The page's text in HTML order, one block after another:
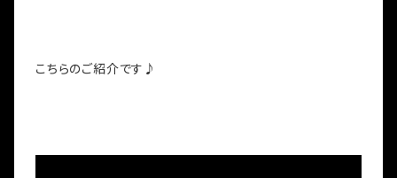
こちらのご紹介です♪